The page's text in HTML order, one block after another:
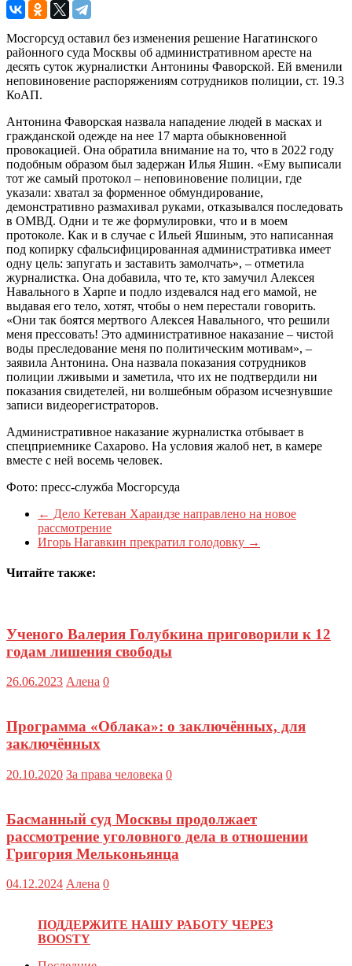
Мосгорсуд оставил без изменения решение Нагатинского
районного суда Москвы об административном аресте на
десять суток журналистки Антонины Фаворской. Ей вменили
неповиновение распоряжениям сотрудников полиции, ст. 19.3
КоАП.
Антонина Фаворская назвала нападение людей в масках и
гражданской одежде на нее 17 марта обыкновенной
провокацией. Она обратила внимание на то, что в 2022 году
подобным образом был задержан Илья Яшин. «Ему выписали
тот же самый протокол – неповиновение полиции, где
указали: хватал за форменное обмундирование,
демонстративно размахивал руками, отказывался последовать
в ОМВД. Одни и те же формулировки, что и в моем
протоколе. Как и в случае с Ильей Яшиным, это написанная
под копирку сфальсифицированная административка имеет
одну цель: запугать и заставить замолчать», – отметила
журналистка. Она добавила, что те, кто замучил Алексея
Навального в Харпе и подло издевался над его мамой, не
выдавая его тело, хотят, чтобы о нем перестали говорить.
«Они так боятся мертвого Алексея Навального, что решили
меня прессовать! Это административное наказание – чистой
воды преследование меня по политическим мотивам», –
заявила Антонина. Она назвала показания сотрудников
полиции лживыми и заметила, что их не подтвердили ни
показания свидетелей, ни волшебным образом исчезнувшие
записи видеорегистраторов.
Административное наказание журналистка отбывает в
спецприемнике Сахарово. На условия жалоб нет, в камере
вместе с ней восемь человек.
Фото: пресс-служба Мосгорсуда
← Дело Кетеван Хараидзе направлено на новое
рассмотрение
Игорь Нагавкин прекратил голодовку →
Читайте также:
Ученого Валерия Голубкина приговорили к 12
годам лишения свободы
26.06.2023 Алена 0
Программа «Облака»: о заключённых, для
заключённых
20.10.2020 За права человека 0
Басманный суд Москвы продолжает
рассмотрение уголовного дела в отношении
Григория Мельконьянца
04.12.2024 Алена 0
ПОДДЕРЖИТЕ НАШУ РАБОТУ ЧЕРЕЗ
BOOSTY